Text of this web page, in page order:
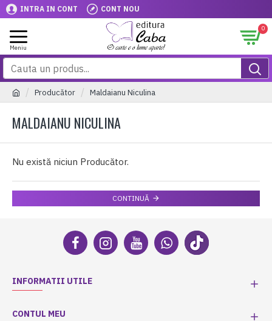
INTRA IN CONT CONT NOU
0
Producător Maldaianu Niculina
MALDAIANU NICULINA
Nu există niciun Producător.
CONTINUĂ
INFORMATII UTILE
CONTUL MEU